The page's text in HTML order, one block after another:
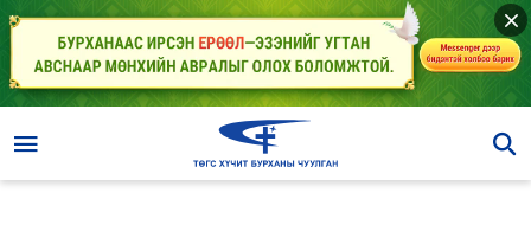
Удирдагч, ажилчдын үүрэг хариуцлага (19)